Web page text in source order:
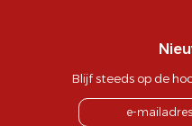
Blijf steeds op de